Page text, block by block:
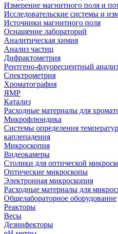
Измерение магнитного поля и
Исследовательские системы и
Источники магнитного поля
Оснащение лабораторий
Аналитическая химия
Анализ частиц
Дифрактометрия
Рентгено-флуоресцентный анализ
Спектрометрия
Хроматография
ЯМР
Катализ
Расходные материалы для
Микрофлюидика
Системы определения
каплепадения
Микроскопия
Видеокамеры
Столики для оптической
Оптические микроскопы
Электронная микроскопия
Расходные материалы для
Общелабораторное оборудование
Реакторы
Весы
Дезинфекторы